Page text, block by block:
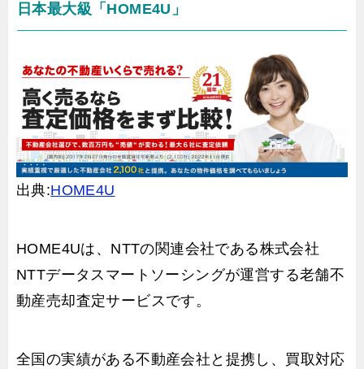
日本最大級「HOME4U」
出典:HOME4U
HOME4Uは、NTTの関連会社である株式会社
NTTデータスマートソーシングが運営する老舗不
動産売却査定サービスです。
全国の実績がある不動産会社と提携し、買取対応